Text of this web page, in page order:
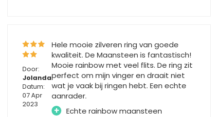
Door:
Jolanda
Datum:
07 Apr
2023
Hele mooie zilveren ring van goede
kwaliteit. De Maansteen is fantastisch!
Mooie rainbow met veel flits. De ring zit
perfect om mijn vinger en draait niet
wat je vaak bij ringen hebt. Een echte
aanrader.
+ Echte rainbow maansteen